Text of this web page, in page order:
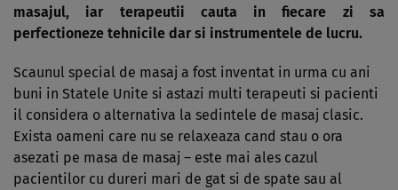
masajul, iar terapeutii cauta in fiecare zi sa
perfectioneze tehnicile dar si instrumentele de lucru.
Scaunul special de masaj a fost inventat in urma cu ani
buni in Statele Unite si astazi multi terapeuti si pacienti
il considera o alternativa la sedintele de masaj clasic.
Exista oameni care nu se relaxeaza cand stau o ora
asezati pe masa de masaj – este mai ales cazul
pacientilor cu dureri mari de gat si de spate sau al